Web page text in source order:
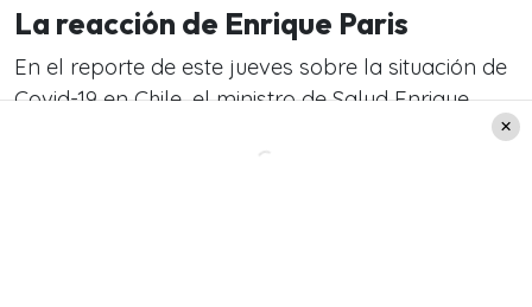
La reacción de Enrique Paris
En el reporte de este jueves sobre la situación de
Covid-19 en Chile, el ministro de Salud Enrique
tipo. Según sus palabras, son un «atentado